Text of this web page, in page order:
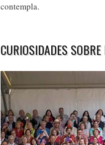
contempla.
CURIOSIDADES